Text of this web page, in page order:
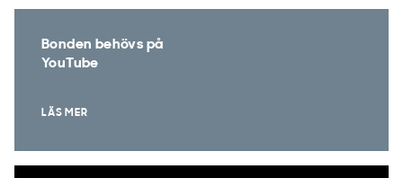
Bonden behövs på
YouTube
LÄS MER